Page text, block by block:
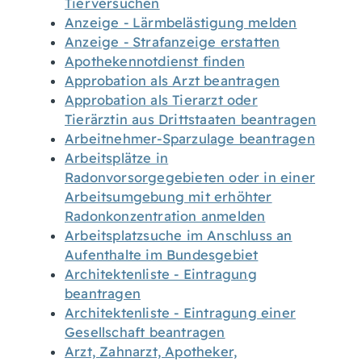
Tierversuchen
Anzeige - Lärmbelästigung melden
Anzeige - Strafanzeige erstatten
Apothekennotdienst finden
Approbation als Arzt beantragen
Approbation als Tierarzt oder
Tierärztin aus Drittstaaten beantragen
Arbeitnehmer-Sparzulage beantragen
Arbeitsplätze in
Radonvorsorgegebieten oder in einer
Arbeitsumgebung mit erhöhter
Radonkonzentration anmelden
Arbeitsplatzsuche im Anschluss an
Aufenthalte im Bundesgebiet
Architektenliste - Eintragung
beantragen
Architektenliste - Eintragung einer
Gesellschaft beantragen
Arzt, Zahnarzt, Apotheker,